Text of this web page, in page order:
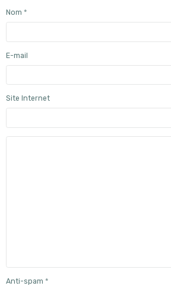
Nom
E-mail
Site Internet
Anti-spam